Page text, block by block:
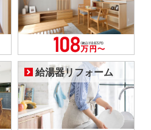
給湯器リフォーム